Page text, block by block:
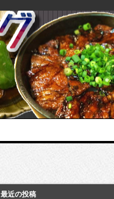
最近の投稿